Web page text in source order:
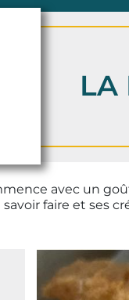
LA
avec un
faire et ses